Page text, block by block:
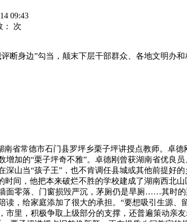
09:43
次
身边”勾当，颠末下层干部群众、各地文明办和
南省常德市石门县罗坪乡栗子坪讲授点教师。卓
加的“栗子坪奇不雅”。卓德刚曾获湖南省优良
山当“孩子王”，也不肯调任县城或其他前提好
间，他把本来破烂不胜的学校建成了湖南西北
面零落、门窗损毁严沉，茅厕仍是旱厕……其时
，给家庭添加了很大的承担。“要想吸引生源
里，积极争取上级部分的支撑，还普遍策动亲